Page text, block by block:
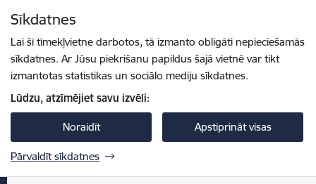
Sīkdatnes
Lai šī tīmekļvietne darbotos, tā izmanto obligāti nepieciešamās
sīkdatnes. Ar Jūsu piekrišanu papildus šajā vietnē var tikt
izmantotas statistikas un sociālo mediju sīkdatnes.
Lūdzu, atzīmējiet savu izvēli:
Noraidīt Apstiprināt visas
Pārvaldīt sīkdatnes